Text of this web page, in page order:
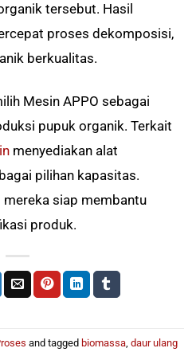
tersebut. Hasil
proses dekomposisi,
berkualitas.
Mesin APPO sebagai
pupuk organik. Terkait
menyediakan alat
pilihan kapasitas.
mereka siap membantu
produk.
and tagged biomassa daur ulang